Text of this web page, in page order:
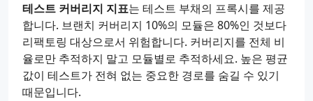
테스트 커버리지 지표는 테스트 부채의 프록시를 제공
합니다. 브랜치 커버리지 10%의 모듈은 80%인 것보다
리팩토링 대상으로서 위험합니다. 커버리지를 전체 비
율로만 추적하지 말고 모듈별로 추적하세요. 높은 평균
값이 테스트가 전혀 없는 중요한 경로를 숨길 수 있기
때문입니다.